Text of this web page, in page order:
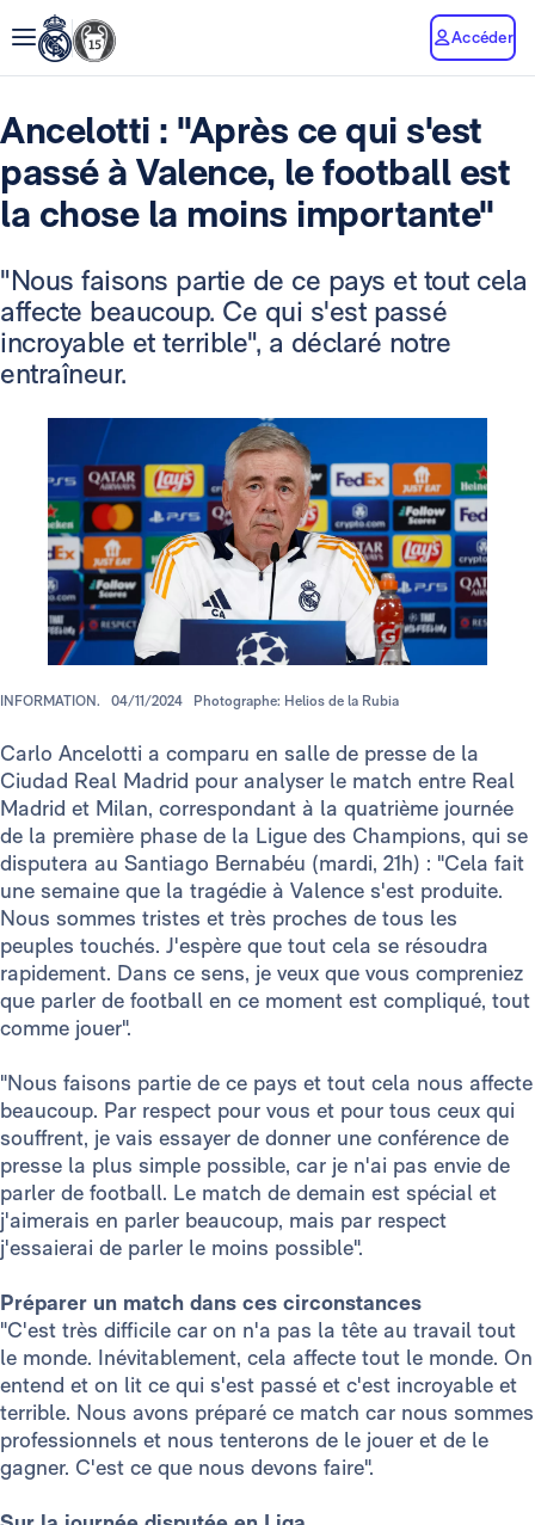
Accéder
Ancelotti : "Après ce qui s'est
passé à Valence, le football est
la chose la moins importante"
"Nous faisons partie de ce pays et tout cela
affecte beaucoup. Ce qui s'est passé
incroyable et terrible", a déclaré notre
entraîneur.
INFORMATION. 04/11/2024 Photographe: Helios de la Rubia
Carlo Ancelotti a comparu en salle de presse de la
Ciudad Real Madrid pour analyser le match entre Real
Madrid et Milan, correspondant à la quatrième journée
de la première phase de la Ligue des Champions, qui se
disputera au Santiago Bernabéu (mardi, 21h) : "Cela fait
une semaine que la tragédie à Valence s'est produite.
Nous sommes tristes et très proches de tous les
peuples touchés. J'espère que tout cela se résoudra
rapidement. Dans ce sens, je veux que vous compreniez
que parler de football en ce moment est compliqué, tout
comme jouer".
"Nous faisons partie de ce pays et tout cela nous affecte
beaucoup. Par respect pour vous et pour tous ceux qui
souffrent, je vais essayer de donner une conférence de
presse la plus simple possible, car je n'ai pas envie de
parler de football. Le match de demain est spécial et
j'aimerais en parler beaucoup, mais par respect
j'essaierai de parler le moins possible".
Préparer un match dans ces circonstances
"C'est très difficile car on n'a pas la tête au travail tout
le monde. Inévitablement, cela affecte tout le monde. On
entend et on lit ce qui s'est passé et c'est incroyable et
terrible. Nous avons préparé ce match car nous sommes
professionnels et nous tenterons de le jouer et de le
gagner. C'est ce que nous devons faire".